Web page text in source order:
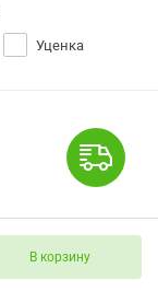
Уценка
В корзину